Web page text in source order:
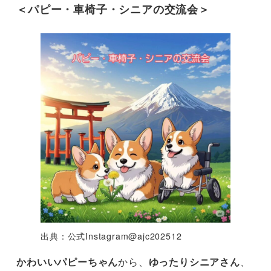
＜パピー・車椅子・シニアの交流会＞
出典：公式Instagram@ajc202512
かわいいパピーちゃんから、 ゆったりシニアさん、